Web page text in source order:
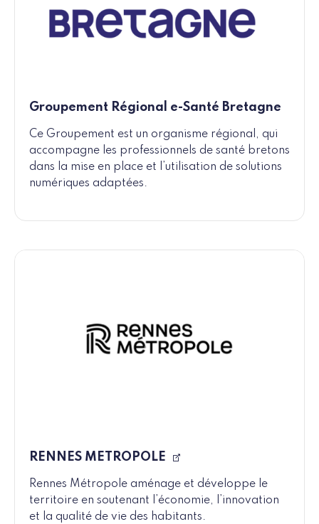
Groupement Régional e-Santé Bretagne
Ce Groupement est un organisme régional, qui
accompagne les professionnels de santé bretons
dans la mise en place et l’utilisation de solutions
numériques adaptées.
RENNES METROPOLE
Rennes Métropole aménage et développe le
territoire en soutenant l’économie, l’innovation
et la qualité de vie des habitants.